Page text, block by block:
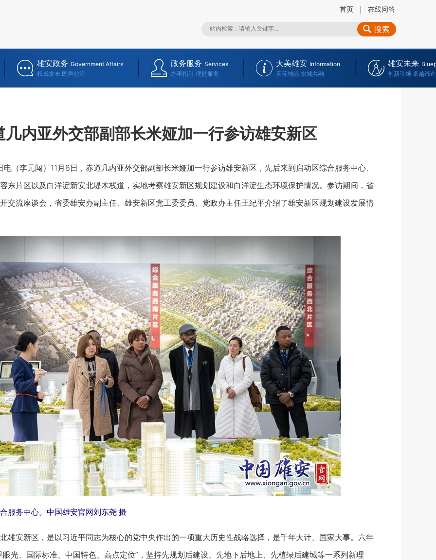
首页 在线问答
搜索
雄安政务 Government Affairs
权威发布 民声前沿
政务服务 Services
办事指引 便捷服务
大美雄安 Information
天蓝地绿 水城共融
雄安未来
创新引领 卓越缔造
几内亚外交部副部长米娅加一行参访雄安新区
李元闯）11月8日，赤道几内亚外交部副部长米娅加一行参访雄安新区，先后来到启动区综合服务中心、
东片区以及白洋淀新安北堤木栈道，实地考察雄安新区规划建设和白洋淀生态环境保护情况。参访期间，省
交流座谈会，省委雄安办副主任、雄安新区党工委委员、党政办主任王纪平介绍了雄安新区规划建设发展情
服务中心。中国雄安官网刘东尧 摄
新区，是以习近平同志为核心的党中央作出的一项重大历史性战略选择，是千年大计、国家大事。六年
光、国际标准、中国特色、高点定位”，坚持先规划后建设、先地下后地上、先植绿后建城等一系列新理